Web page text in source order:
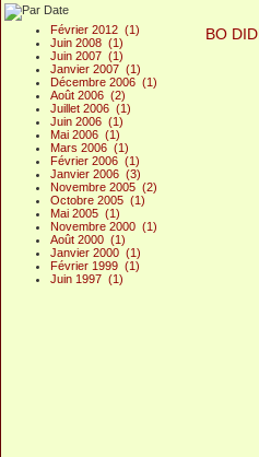
Février 2012 (1)
Juin 2008 (1)
Juin 2007 (1)
Janvier 2007 (1)
Décembre 2006 (1)
Août 2006 (2)
Juillet 2006 (1)
Juin 2006 (1)
Mai 2006 (1)
Mars 2006 (1)
Février 2006 (1)
Janvier 2006 (3)
Novembre 2005 (2)
Octobre 2005 (1)
Mai 2005 (1)
Novembre 2000 (1)
Août 2000 (1)
Janvier 2000 (1)
Février 1999 (1)
Juin 1997 (1)
BO